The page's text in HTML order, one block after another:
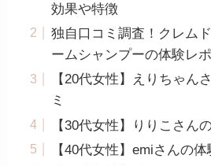
効果や特徴
独自口コミ調査！クレム
ームシャンプーの体験レ
【20代女性】えりちゃん
ミ
【30代女性】りりこさん
【40代女性】emiさんの